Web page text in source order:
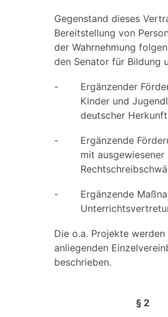
Gegenstand dieses
Bereitstellung von
der Wahrnehmung
den Senator für Bildung
-
Ergänzender
Kinder und
deutscher
-
Ergänzende
mit ausgewiesener
-
Ergänzende
Die o.a. Projekte werden
anliegenden
beschrieben.
§ 2